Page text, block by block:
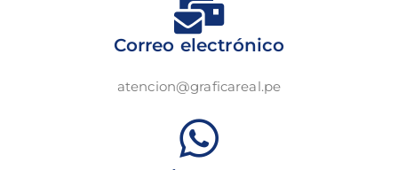
Correo electrónico
atencion@graficareal.pe